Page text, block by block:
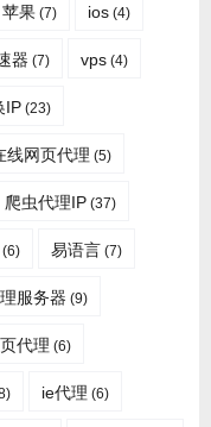
苹果 (7) ios (4)
器 (7) vps (4)
IP (23)
线网页代理 (5)
爬虫代理IP (37)
(6) 易语言 (7)
服务器 (9)
代理 (6)
ie代理 (6)